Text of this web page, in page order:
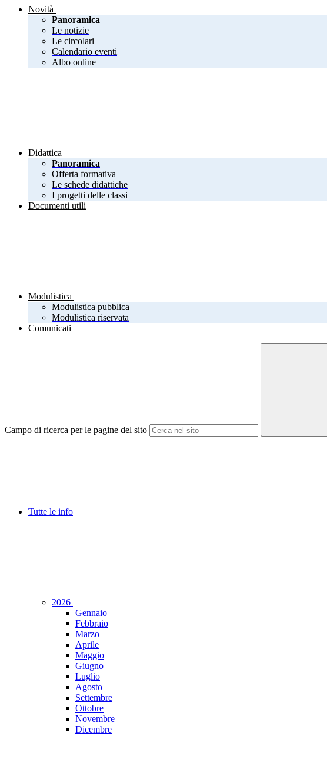
Novità
Panoramica
Le notizie
Le circolari
Calendario eventi
Albo online
Didattica
Panoramica
Offerta formativa
Le schede didattiche
I progetti delle classi
Documenti utili
Modulistica
Modulistica pubblica
Modulistica riservata
Comunicati
Campo di ricerca per le pagine del sito
Tutte le info
2026
Gennaio
Febbraio
Marzo
Aprile
Maggio
Giugno
Luglio
Agosto
Settembre
Ottobre
Novembre
Dicembre